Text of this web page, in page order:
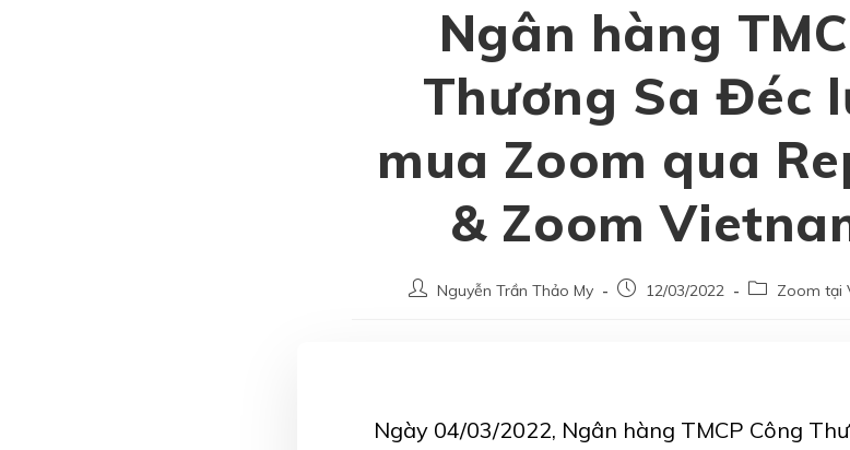
Ngân hàng
Thương Sa Đéc
mua Zoom qua
& Zoom
Nguyễn Trần Thảo My 12/03/2022 Zoom tại
Ngày 04/03/2022, Ngân hàng TMCP Công